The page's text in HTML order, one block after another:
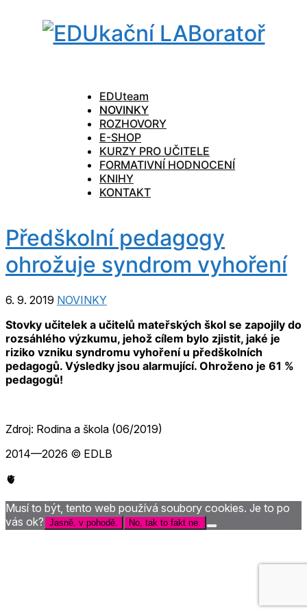
EDUteam
NOVINKY
ROZHOVORY
E-SHOP
KURZY PRO UČITELE
FORMATIVNÍ HODNOCENÍ
KNIHY
KONTAKT
Předškolní pedagogy
ohrožuje syndrom vyhoření
6. 9. 2019 NOVINKY
Stovky učitelek a učitelů mateřských škol se zapojily do
rozsáhlého výzkumu, jehož cílem bylo zjistit, jaké je
riziko vzniku syndromu vyhoření u předškolních
pedagogů. Výsledky jsou alarmující. Ohroženo je 61 %
pedagogů!
Zdroj: Rodina a škola (06/2019)
2014—2026 © EDLB
🫀
Musí to být, tento web používá soubory cookies. Je to po
vás ok? Jasně, v pohodě. No, tak to fakt ne.